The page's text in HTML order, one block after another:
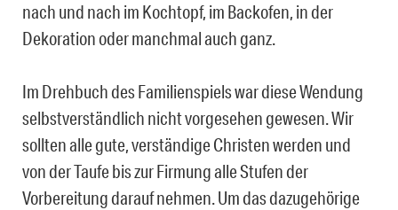
nach und nach im Kochtopf, im Backofen, in der
Dekoration oder manchmal auch ganz.
Im Drehbuch des Familienspiels war diese Wendung
selbstverständlich nicht vorgesehen gewesen. Wir
sollten alle gute, verständige Christen werden und
von der Taufe bis zur Firmung alle Stufen der
Vorbereitung darauf nehmen. Um das dazugehörige